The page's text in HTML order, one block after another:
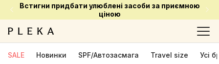
Встигни придбати улюблені засоби за приємною
ціною
SALE Новинки SPF/Автозасмага Travel size Усі